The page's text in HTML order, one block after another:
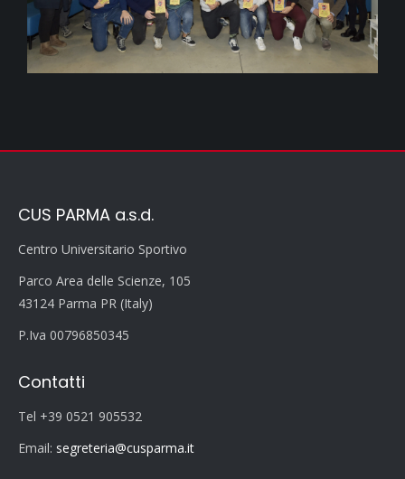
CUS PARMA a.s.d.
Centro Universitario Sportivo
Parco Area delle Scienze, 105
43124 Parma PR (Italy)
P.Iva 00796850345
Contatti
Tel +39 0521 905532
Email: segreteria@cusparma.it